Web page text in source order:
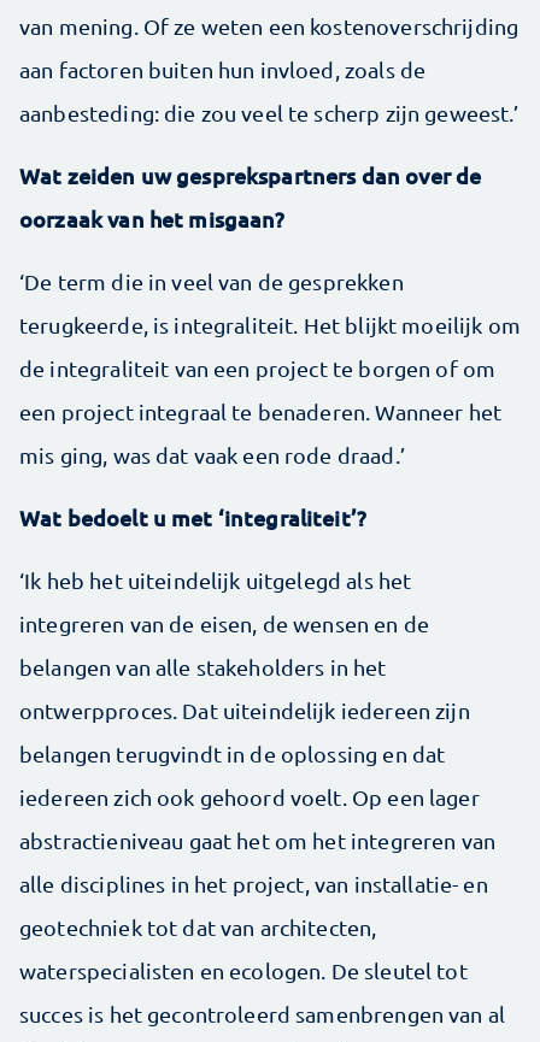
van mening. Of ze weten een kostenoverschrijding
aan factoren buiten hun invloed, zoals de
aanbesteding: die zou veel te scherp zijn geweest.’
Wat zeiden uw gesprekspartners dan over de
oorzaak van het misgaan?
‘De term die in veel van de gesprekken
terugkeerde, is integraliteit. Het blijkt moeilijk om
de integraliteit van een project te borgen of om
een project integraal te benaderen. Wanneer het
mis ging, was dat vaak een rode draad.’
Wat bedoelt u met ‘integraliteit’?
‘Ik heb het uiteindelijk uitgelegd als het
integreren van de eisen, de wensen en de
belangen van alle stakeholders in het
ontwerpproces. Dat uiteindelijk iedereen zijn
belangen terugvindt in de oplossing en dat
iedereen zich ook gehoord voelt. Op een lager
abstractieniveau gaat het om het integreren van
alle disciplines in het project, van installatie- en
geotechniek tot dat van architecten,
waterspecialisten en ecologen. De sleutel tot
succes is het gecontroleerd samenbrengen van al